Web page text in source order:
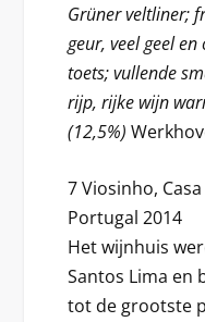
Grüner veltliner;
geur, veel geel
toets; vullende
rijp, rijke wijn
(12,5%)
7 Viosinho,
Portugal 2014
Het wijnhuis
Santos Lima en
tot de grootste